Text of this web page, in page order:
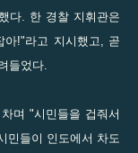
다. 한 경찰 지휘관은
!"라고 지시했고, 곧
들었다.
며 "시민들을 겁줘서
민들이 인도에서 차도